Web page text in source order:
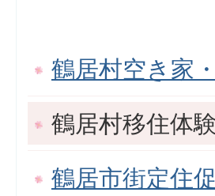
鶴居村空き家
鶴居村移住体
鶴居市街定住